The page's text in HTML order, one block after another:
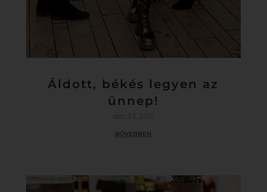
Áldott, békés legyen az
ünnep!
dec 23, 2021
bővebben